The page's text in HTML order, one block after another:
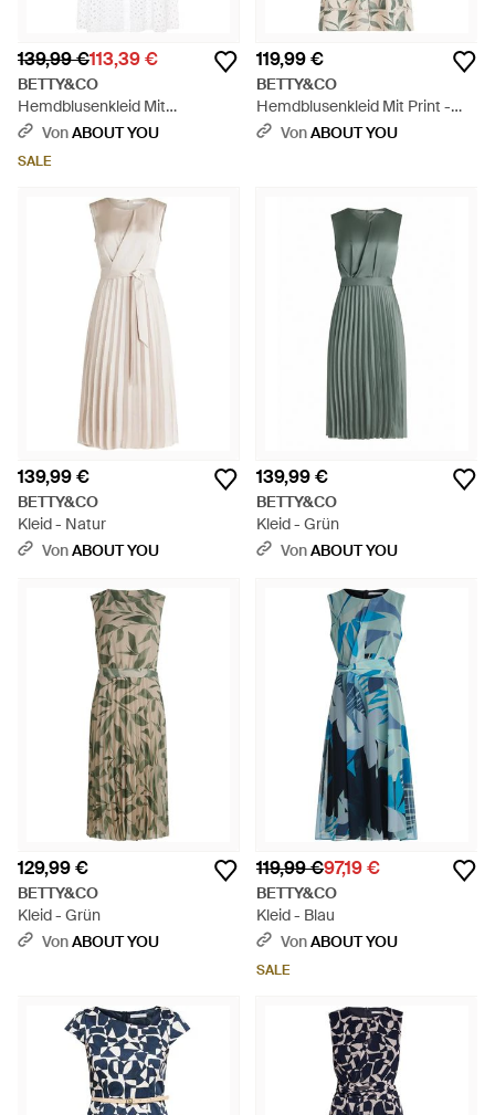
139,99 €113,39 €
BETTY&CO
Hemdblusenkleid Mit
Bindegürtel - Weiß
VonABOUT YOU
SALE
119,99 €
BETTY&CO
Hemdblusenkleid Mit Print -
GrünVonABOUT YOU
139,99 €
BETTY&CO
Kleid - Natur
VonABOUT YOU
139,99 €
BETTY&CO
Kleid - Grün
VonABOUT YOU
129,99 €
BETTY&CO
Kleid - Grün
VonABOUT YOU
119,99 €97,19 €
BETTY&CO
Kleid - Blau
VonABOUT YOU
SALE